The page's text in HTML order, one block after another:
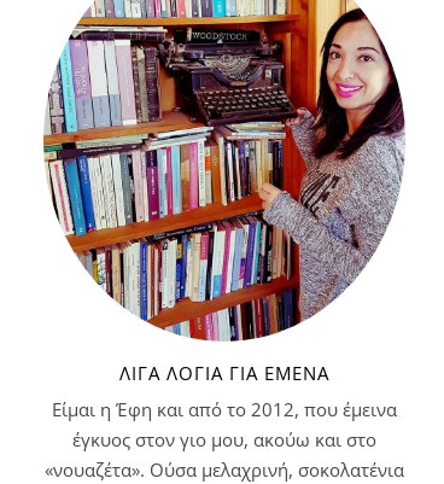
ΛΊΓΑ ΛΌΓΙΑ ΓΙΑ ΕΜΈΝΑ
Είμαι η Έφη και από το 2012, που έμεινα
έγκυος στον γιο μου, ακούω και στο
«νουαζέτα». Ούσα μελαχρινή, σοκολατένια